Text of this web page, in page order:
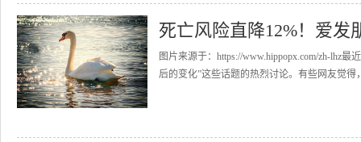
死亡风险直降12%！爱发
图片来源于：https://www.hippopx.com/zh-lhz
后的变化”这些话题的热烈讨论。有些网友觉得